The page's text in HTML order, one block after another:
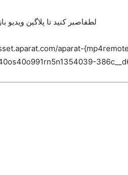
لطفاصبر کنید تا پلاگین ویدیو
aparat-